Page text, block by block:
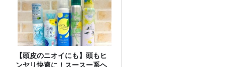
【頭皮のニオイにも】頭もヒ
ンヤリ快適に！スースー系ヘ